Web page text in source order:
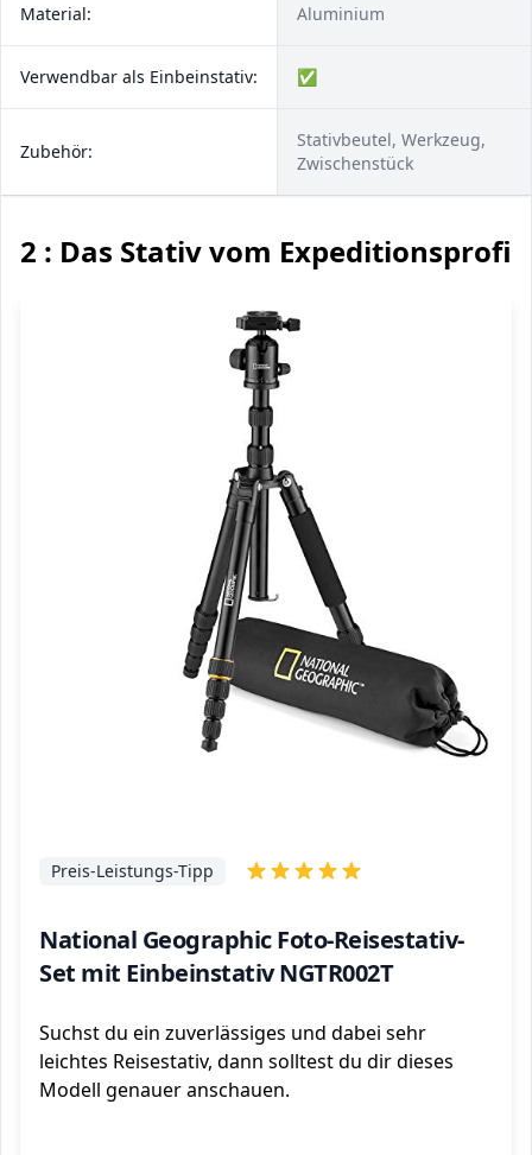
Material: Aluminium
Verwendbar als Einbeinstativ: ✅
Zubehör:
Stativbeutel, Werkzeug,
Zwischenstück
2 : Das Stativ vom Expeditionsprofi
National Geographic Foto-Reisestativ-
Set mit Einbeinstativ NGTR002T
Preis-Leistungs-Tipp
Suchst du ein zuverlässiges und dabei sehr
leichtes Reisestativ, dann solltest du dir dieses
Modell genauer anschauen.